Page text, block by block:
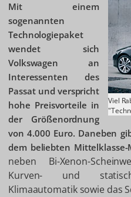
Viel
Mit einem
sogenannten
Technologiepaket
wendet sich
Volkswagen an
Interessenten des
Passat und verspricht
hohe Preisvorteile in
der Größenordnung
von 4.000 Euro. Daneben
dem beliebten Mittelklasse-
neben Bi-Xenon-
Kurven- und
Klimaautomatik sowie das